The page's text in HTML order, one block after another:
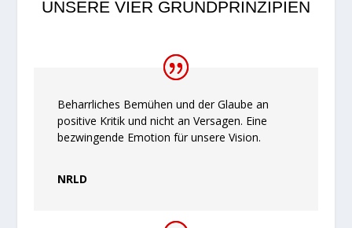
UNSERE VIER GRUNDPRINZIPIEN
Beharrliches Bemühen und der Glaube an
positive Kritik und nicht an Versagen. Eine
bezwingende Emotion für unsere Vision.
NRLD